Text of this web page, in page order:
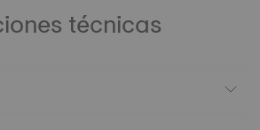
técnicas